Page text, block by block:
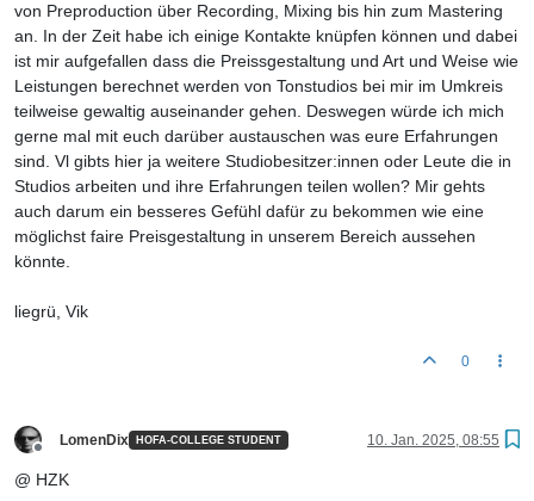
von Preproduction über Recording, Mixing bis hin zum Mastering
an. In der Zeit habe ich einige Kontakte knüpfen können und dabei
ist mir aufgefallen dass die Preissgestaltung und Art und Weise wie
Leistungen berechnet werden von Tonstudios bei mir im Umkreis
teilweise gewaltig auseinander gehen. Deswegen würde ich mich
gerne mal mit euch darüber austauschen was eure Erfahrungen
sind. Vl gibts hier ja weitere Studiobesitzer:innen oder Leute die in
Studios arbeiten und ihre Erfahrungen teilen wollen? Mir gehts
auch darum ein besseres Gefühl dafür zu bekommen wie eine
möglichst faire Preisgestaltung in unserem Bereich aussehen
könnte.
liegrü, Vik
0
LomenDix HOFA-COLLEGE STUDENT 10. Jan. 2025, 08:55
@ HZK